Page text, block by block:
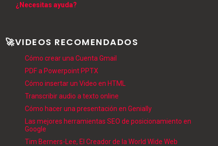
¿Necesitas ayuda?
🚀VIDEOS RECOMENDADOS
Cómo crear una Cuenta Gmail
PDF a Powerpoint PPTX
Cómo insertar un Video en HTML
Transcribir audio a texto online
Cómo hacer una presentación en Genially
Las mejores herramientas SEO de posicionamiento en
Google
Tim Berners-Lee, El Creador de la World Wide Web